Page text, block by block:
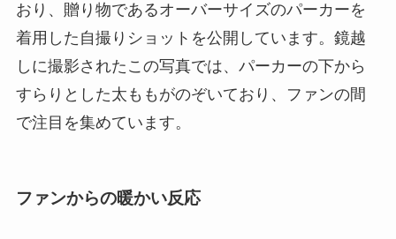
おり、贈り物であるオーバーサイズのパーカーを
着用した自撮りショットを公開しています。鏡越
しに撮影されたこの写真では、パーカーの下から
すらりとした太ももがのぞいており、ファンの間
で注目を集めています。
ファンからの暖かい反応